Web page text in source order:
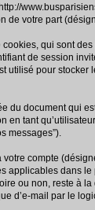
de votre part
qui sont
de session
pour
du document qui
tant
messages”).
compte
applicables dans
ou non, reste à
d’e-mail par le